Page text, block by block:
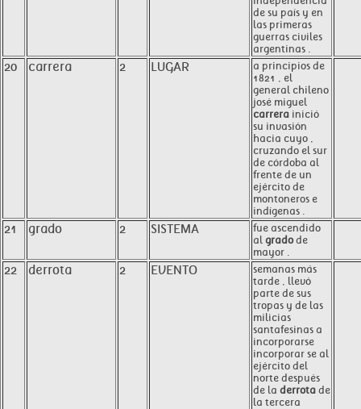
de su país y en
las primeras
guerras civiles
argentinas .
20 carrera 2 LUGAR
a principios de
1821 , el
general chileno
josé miguel
carrera inició
su invasión
hacia cuyo ,
cruzando el sur
de córdoba al
frente de un
ejército de
montoneros e
indígenas .
21 grado 2 SISTEMA
fue ascendido
al gradode
mayor .
22 derrota 2 EVENTO
semanas más
tarde , llevó
parte de sus
tropas y de las
milicias
santafesinas a
incorporarse
incorporar se al
ejército del
norte después
de la derrota de
la tercera